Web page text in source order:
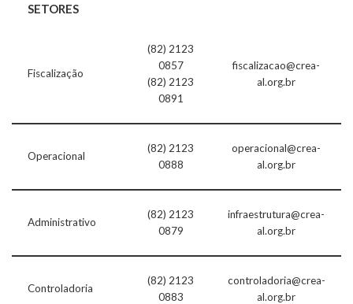
SETORES
Fiscalização
(82) 2123
0857
(82) 2123
0891
fiscalizacao@crea-
al.org.br
Operacional
(82) 2123
0888
operacional@crea-
al.org.br
Administrativo
(82) 2123
0879
infraestrutura@crea-
al.org.br
Controladoria
(82) 2123
0883
controladoria@crea-
al.org.br